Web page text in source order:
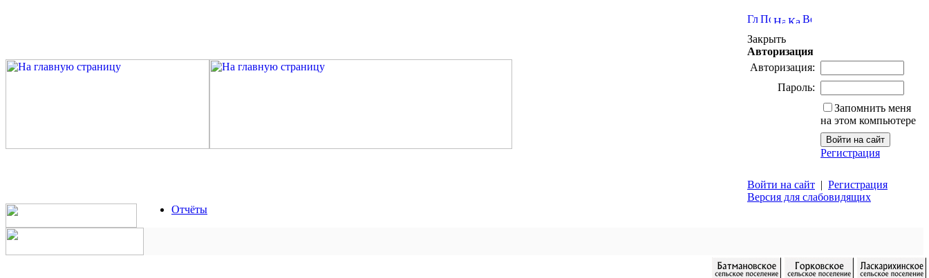
Закрыть
Авторизация
Авторизация:
Пароль:
Запомнить меня
на этом компьютере
Регистрация
Войти на сайт | Регистрация
Версия для слабовидящих
Отчёты